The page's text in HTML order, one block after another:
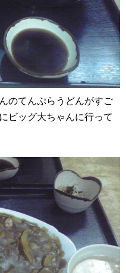
のてんぷらうどんがすご
ビッグ大ちゃんに行って